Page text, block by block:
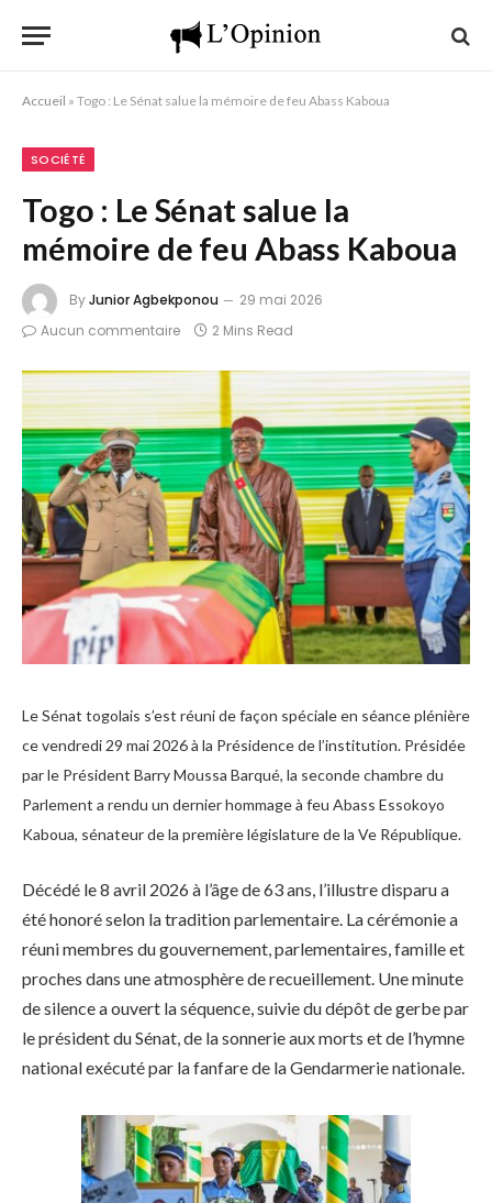
Accueil » Togo : Le Sénat salue la mémoire de feu Abass Kaboua
SOCIÉTÉ
Togo : Le Sénat salue la
mémoire de feu Abass Kaboua
ByJunior Agbekponou
29 mai 2026
Aucun commentaire
2 Mins Read
Le Sénat togolais s’est réuni de façon spéciale en séance plénière
ce vendredi 29 mai 2026 à la Présidence de l’institution. Présidée
par le Président Barry Moussa Barqué, la seconde chambre du
Parlement a rendu un dernier hommage à feu Abass Essokoyo
Kaboua, sénateur de la première législature de la Ve République.
Décédé le 8 avril 2026 à l’âge de 63 ans, l’illustre disparu a
été honoré selon la tradition parlementaire. La cérémonie a
réuni membres du gouvernement, parlementaires, famille et
proches dans une atmosphère de recueillement. Une minute
de silence a ouvert la séquence, suivie du dépôt de gerbe par
le président du Sénat, de la sonnerie aux morts et de l’hymne
national exécuté par la fanfare de la Gendarmerie nationale.